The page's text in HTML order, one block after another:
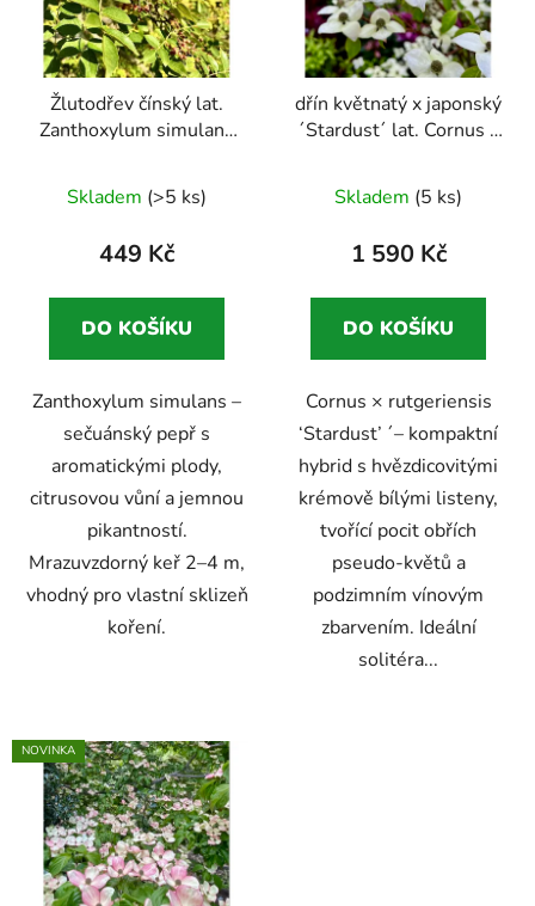
Žlutodřev čínský lat.
Zanthoxylum simulans
ploštičník ostnatý,
čínský pichlavý jasan
vaší zahrady
Skladem (>5 ks)
449 Kč
DO KOŠÍKU
Zanthoxylum simulans –
sečuánský pepř s
aromatickými plody,
citrusovou vůní a jemnou
pikantností.
Mrazuvzdorný keř 2–4 m,
vhodný pro vlastní sklizeň
koření.
dřín květnatý x japonský
´Stardust´ lat. Cornus x
Skladem (5 ks)
1 590 Kč
DO KOŠÍKU
Cornus × rutgeriensis
‘Stardust’ ´– kompaktní
hybrid s hvězdicovitými
krémově bílými listeny,
tvořící pocit obřích
pseudo-květů a
podzimním vínovým
zbarvením. Ideální
solitéra...
NOVINKA